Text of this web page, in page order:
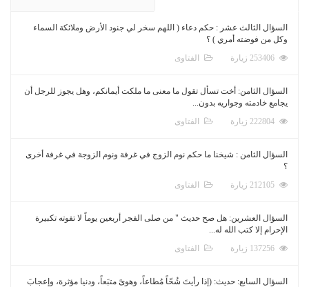
السؤال الثالث عشر : حكم دعاء ( اللهم سخر لي جنود الأرض وملائكة السماء
وكل من فوضته أمري ) ؟
الفتاوى
السؤال الثامن: أخت تسأل تقول ما معنى ما ملكت أيمانكم، وهل يجوز للرجل أن
يجامع خادمته وجواريه بدون...
الفتاوى
السؤال الثامن : شيخنا ما حكم نوم الزوج في غرفة ونوم الزوجة في غرفة أخرى
؟
الفتاوى
السؤال العشرين: هل صح حديث " من صلى الفجر أربعين يوماً لا تفوته تكبيرة
الإحرام إلا كتب الله له...
الفتاوى
السؤال السابع: حديث: (إذا رأيتَ شُحّاً مُطاعاً، وهوىً متبَعاً، ودنيا مؤثرة، وإعجابَ